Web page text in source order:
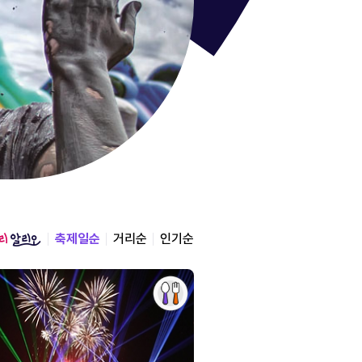
통영한
축제일순 거리순 인기순